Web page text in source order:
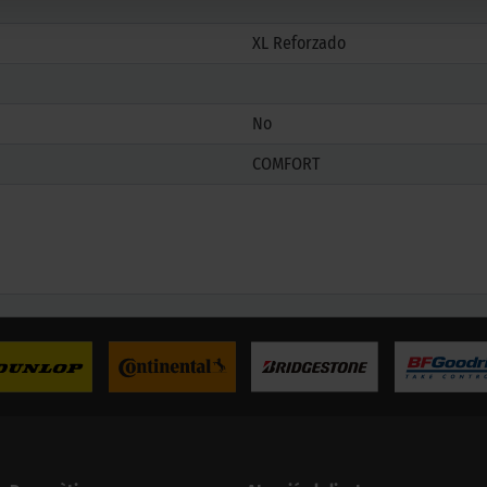
XL Reforzado
No
COMFORT